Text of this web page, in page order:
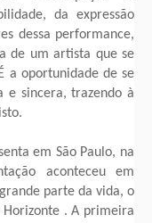
da expressão
dessa performance,
de um artista que se
a oportunidade de se
e sincera, trazendo à
em São Paulo, na
aconteceu em
parte da vida, o
. A primeira